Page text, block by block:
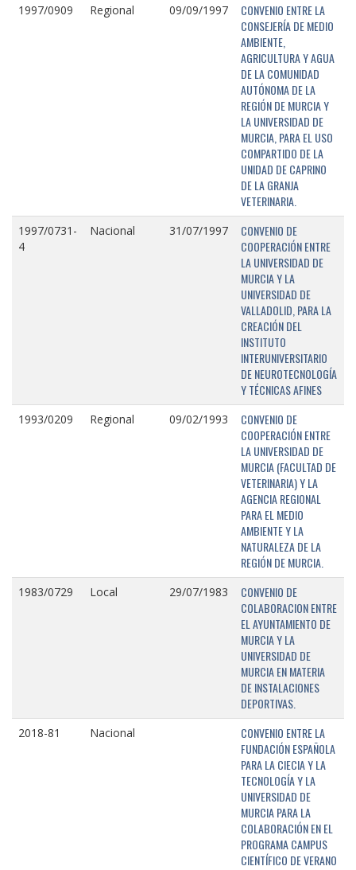
1997/0909 Regional 09/09/1997
CONVENIO ENTRE LA
CONSEJERÍA DE MEDIO
AMBIENTE,
AGRICULTURA Y AGUA
DE LA COMUNIDAD
AUTÓNOMA DE LA
REGIÓN DE MURCIA Y
LA UNIVERSIDAD DE
MURCIA, PARA EL USO
COMPARTIDO DE LA
UNIDAD DE CAPRINO
DE LA GRANJA
VETERINARIA.
1997/0731-
4
Nacional 31/07/1997
CONVENIO DE
COOPERACIÓN ENTRE
LA UNIVERSIDAD DE
MURCIA Y LA
UNIVERSIDAD DE
VALLADOLID, PARA LA
CREACIÓN DEL
INSTITUTO
INTERUNIVERSITARIO
DE NEUROTECNOLOGÍA
Y TÉCNICAS AFINES
1993/0209 Regional 09/02/1993
CONVENIO DE
COOPERACIÓN ENTRE
LA UNIVERSIDAD DE
MURCIA (FACULTAD DE
VETERINARIA) Y LA
AGENCIA REGIONAL
PARA EL MEDIO
AMBIENTE Y LA
NATURALEZA DE LA
REGIÓN DE MURCIA.
1983/0729 Local 29/07/1983
CONVENIO DE
COLABORACION ENTRE
EL AYUNTAMIENTO DE
MURCIA Y LA
UNIVERSIDAD DE
MURCIA EN MATERIA
DE INSTALACIONES
DEPORTIVAS.
2018-81 Nacional
CONVENIO ENTRE LA
FUNDACIÓN ESPAÑOLA
PARA LA CIECIA Y LA
TECNOLOGÍA Y LA
UNIVERSIDAD DE
MURCIA PARA LA
COLABORACIÓN EN EL
PROGRAMA CAMPUS
CIENTÍFICO DE VERANO